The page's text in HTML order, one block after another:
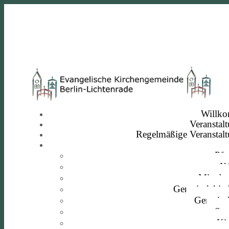
Regelmäßige